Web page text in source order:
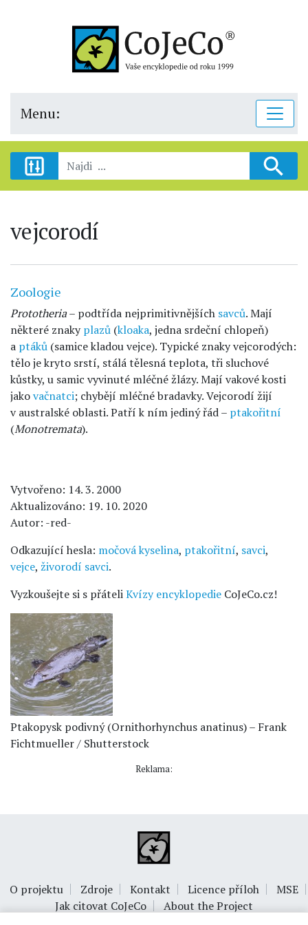
Menu:
vejcorodí
Zoologie
Prototheria– podtřída nejprimitivnějších savců. Mají
některé znakyplazů (kloaka, jedna srdeční chlopeň)
a ptáků (samice kladou vejce). Typické znaky vejcorodých:
tělo je kryto srstí, stálá tělesná teplota, tři sluchové
kůstky, u samic vyvinuté mléčné žlázy. Mají vakové kosti
jakovačnatci; chybějí mléčné bradavky. Vejcorodí žijí
v australské oblasti. Patří k ním jediný řád – ptakořitní
(Monotremata).
Vytvořeno: 14. 3. 2000
Aktualizováno: 19. 10. 2020
Autor: -red-
Odkazující hesla: močová kyselina, ptakořitní, savci,
vejce, živorodí savci.
Vyzkoušejte si s přáteliKvízy encyklopedie CoJeCo.cz!
Ptakopysk podivný (Ornithorhynchus anatinus) – Frank
Fichtmueller / Shutterstock
Reklama:
O projektu Zdroje Kontakt Licence příloh
MSE
Jak citovat CoJeCo
About the Project